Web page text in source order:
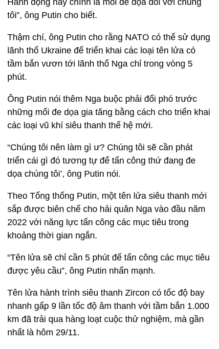
Hành động này chính là mối đe dọa đối với chúng
tôi”, ông Putin cho biết.
Thậm chí, ông Putin cho rằng NATO có thể sử dụng
lãnh thổ Ukraine để triển khai các loại tên lửa có
tầm bắn vươn tới lãnh thổ Nga chỉ trong vòng 5
phút.
Ông Putin nói thêm Nga buộc phải đối phó trước
những mối đe dọa gia tăng bằng cách cho triển khai
các loại vũ khí siêu thanh thế hệ mới.
“Chúng tôi nên làm gì ư? Chúng tôi sẽ cần phát
triển cái gì đó tương tự để tấn công thứ đang đe
dọa chúng tôi’, ông Putin nói.
Theo Tổng thống Putin, một tên lửa siêu thanh mới
sắp được biên chế cho hải quân Nga vào đầu năm
2022 với năng lực tấn công các mục tiêu trong
khoảng thời gian ngắn.
“Tên lửa sẽ chỉ cần 5 phút để tấn công các mục tiêu
được yêu cầu”, ông Putin nhấn mạnh.
Tên lửa hành trình siêu thanh Zircon có tốc độ bay
nhanh gấp 9 lần tốc độ âm thanh với tầm bắn 1.000
km đã trải qua hàng loạt cuộc thử nghiệm, mà gần
nhất là hôm 29/11.